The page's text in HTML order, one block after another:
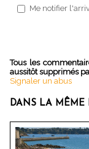
Me notifier
Tous les
aussitôt supprimés
Signaler un abus
DANS LA MÊME